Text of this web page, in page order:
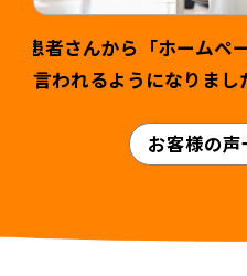
患者さんから「ホームペ
言われるようになりま
お客様の